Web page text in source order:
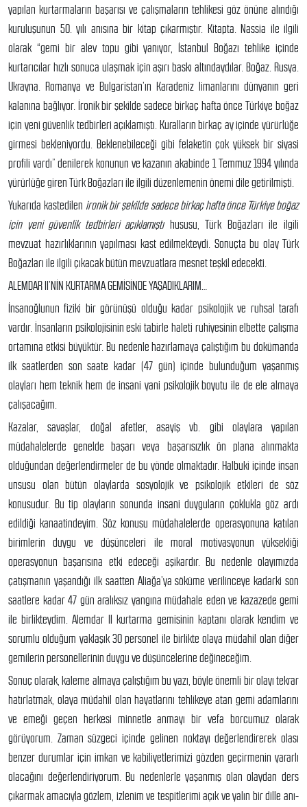
yapılan kurtarmaların başarısı ve çalışmaların tehlikesi göz önüne alındığı
kuruluşunun 50. yılı anısına bir kitap çıkarmıştır. Kitapta. Nassia ile ilgili
olarak “gemi bir alev topu gibi yanıyor, İstanbul Boğazı tehlike içinde
kurtarıcılar hızlı sonuca ulaşmak için aşırı baskı altındaydılar. Boğaz. Rusya.
Ukrayna. Romanya ve Bulgaristan’ın Karadeniz limanlarını dünyanın geri
kalanına bağlıyor. İronik bir şekilde sadece birkaç hafta önce Türkiye boğaz
için yeni güvenlik tedbirleri açıklamıştı. Kuralların birkaç ay içinde yürürlüğe
girmesi bekleniyordu. Beklenebileceği gibi felaketin çok yüksek bir siyasi
profili vardı” denilerek konunun ve kazanın akabinde 1 Temmuz 1994 yılında
yürürlüğe giren Türk Boğazları ile ilgili düzenlemenin önemi dile getirilmişti.
Yukarıda kastedilen ironik bir şekilde sadece birkaç hafta önce Türkiye boğaz
için yeni güvenlik tedbirleri açıklamıştıhususu, Türk Boğazları ile ilgili
mevzuat hazırlıklarının yapılması kast edilmekteydi. Sonuçta bu olay Türk
Boğazları ile ilgili çıkacak bütün mevzuatlara mesnet teşkil edecekti.
ALEMDAR II’NİN KURTARMA GEMİSİNDE YAŞADIKLARIM…
İnsanoğlunun fiziki bir görünüşü olduğu kadar psikolojik ve ruhsal tarafı
vardır. İnsanların psikolojisinin eski tabirle haleti ruhiyesinin elbette çalışma
ortamına etkisi büyüktür. Bu nedenle hazırlamaya çalıştığım bu dokümanda
ilk saatlerden son saate kadar (47 gün) içinde bulunduğum yaşanmış
olayları hem teknik hem de insani yani psikolojik boyutu ile de ele almaya
çalışacağım.
Kazalar, savaşlar, doğal afetler, asayiş vb. gibi olaylara yapılan
müdahalelerde genelde başarı veya başarısızlık ön plana alınmakta
olduğundan değerlendirmeler de bu yönde olmaktadır. Halbuki içinde insan
unsusu olan bütün olaylarda sosyolojik ve psikolojik etkileri de söz
konusudur. Bu tip olayların sonunda insani duyguların çoklukla göz ardı
edildiği kanaatindeyim. Söz konusu müdahalelerde operasyonuna katılan
birimlerin duygu ve düşünceleri ile moral motivasyonun yüksekliği
operasyonun başarısına etki edeceği aşikardır. Bu nedenle olayımızda
çatışmanın yaşandığı ilk saatten Aliağa’ya söküme verilinceye kadarki son
saatlere kadar 47 gün aralıksız yangına müdahale eden ve kazazede gemi
ile birlikteydim. Alemdar II kurtarma gemisinin kaptanı olarak kendim ve
sorumlu olduğum yaklaşık 30 personel ile birlikte olaya müdahil olan diğer
gemilerin personellerinin duygu ve düşüncelerine değineceğim.
Sonuç olarak, kaleme almaya çalıştığım bu yazı, böyle önemli bir olayı tekrar
hatırlatmak, olaya müdahil olan hayatlarını tehlikeye atan gemi adamlarını
ve emeği geçen herkesi minnetle anmayı bir vefa borcumuz olarak
görüyorum. Zaman süzgeci içinde gelinen noktayı değerlendirerek olası
benzer durumlar için imkan ve kabiliyetlerimizi gözden geçirmenin yararlı
olacağını değerlendiriyorum. Bu nedenlerle yaşanmış olan olaydan ders
çıkarmak amacıyla gözlem, izlenim ve tespitlerimi açık ve yalın bir dille anı-